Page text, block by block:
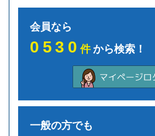
会員なら
0530件から検索！
一般の方でも